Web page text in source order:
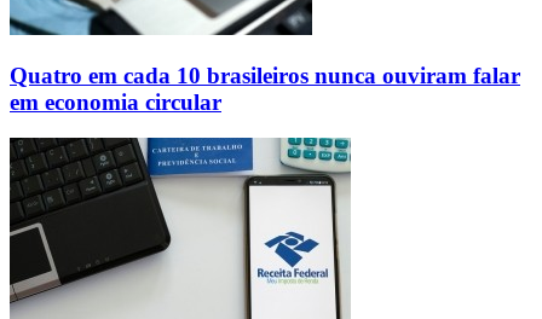
Quatro em cada 10 brasileiros nunca ouviram falar
em economia circular